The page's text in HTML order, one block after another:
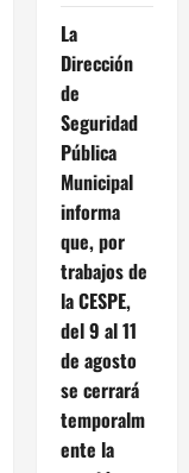
La
Dirección
de
Seguridad
Pública
Municipal
informa
que, por
trabajos de
la CESPE,
del 9 al 11
de agosto
se cerrará
temporalm
ente la